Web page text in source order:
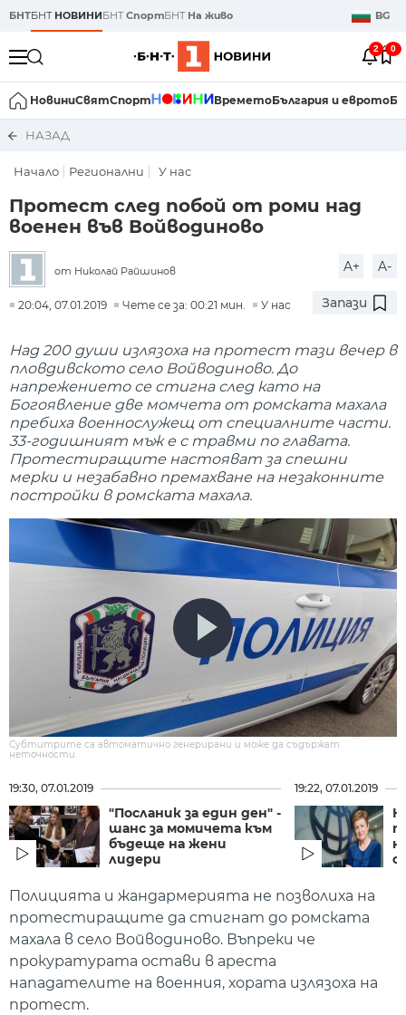
БНТБНТ НОВИНИБНТСпортБНТ На живо BG
2 0
НовиниСвятСпорт ВреметоБългария и еврото
НАЗАД
Начало Регионални У нас
Протест след побой от роми над
военен във Войводиново
от Николай Райшинов A+ A-
20:04, 07.01.2019 Чете се за: 00:21 мин. У нас Запази
Над 200 души излязоха на протест тази вечер в
пловдивското село Войводиново. До
напрежението се стигна след като на
Богоявление две момчета от ромската махала
пребиха военнослужещ от специалните части.
33-годишният мъж е с травми по главата.
Протестиращите настояват за спешни
мерки и незабавно премахване на незаконните
постройки в ромската махала.
Субтитрите са автоматично генерирани и може да съдържат
неточности.
19:30, 07.01.2019
"Посланик за един ден" -
шанс за момичета към
бъдеще на жени
лидери
19:22, 07.01.2019
Полицията и жандармерията не позволиха на
протестиращите да стигнат до ромската
махала в село Войводиново. Въпреки че
прокуратурата остави в ареста
нападателите на военния, хората излязоха на
протест.